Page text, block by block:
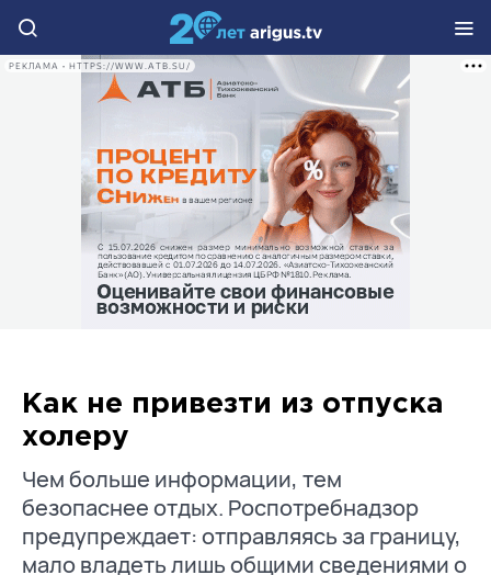
РЕКЛАМА • HTTPS://WWW.ATB.SU/
Как не привезти из отпуска
холеру
Чем больше информации, тем
безопаснее отдых. Роспотребнадзор
предупреждает: отправляясь за границу,
мало владеть лишь общими сведениями о